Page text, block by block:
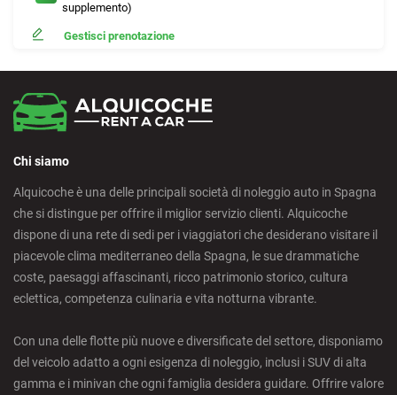
supplemento)
Gestisci prenotazione
Chi siamo
Alquicoche è una delle principali società di noleggio auto in Spagna
che si distingue per offrire il miglior servizio clienti. Alquicoche
dispone di una rete di sedi per i viaggiatori che desiderano visitare il
piacevole clima mediterraneo della Spagna, le sue drammatiche
coste, paesaggi affascinanti, ricco patrimonio storico, cultura
eclettica, competenza culinaria e vita notturna vibrante.
Con una delle flotte più nuove e diversificate del settore, disponiamo
del veicolo adatto a ogni esigenza di noleggio, inclusi i SUV di alta
gamma e i minivan che ogni famiglia desidera guidare. Offrire valore